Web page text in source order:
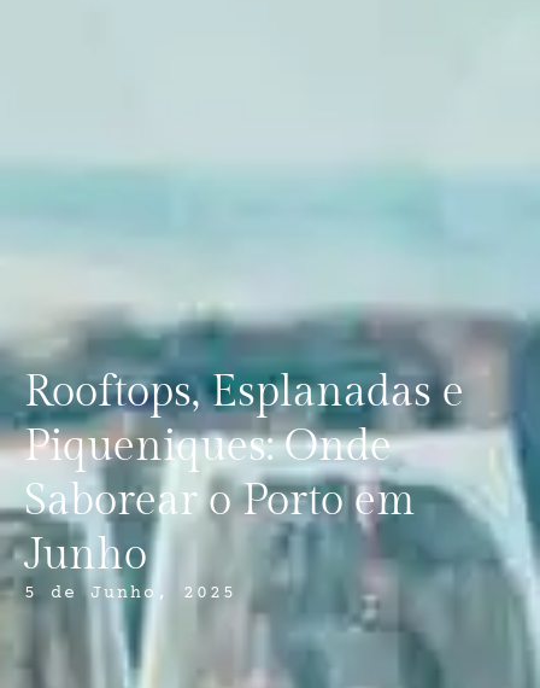
Rooftops, Esplanadas e
Piqueniques: Onde
Saborear o Porto em
Junho
5 de Junho, 2025